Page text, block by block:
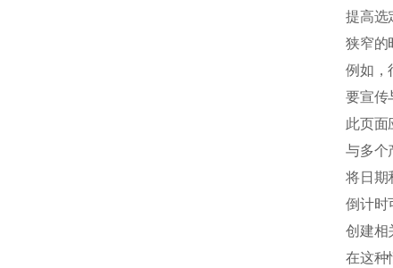
提高选
狭窄的
例如，
要宣传
此页面
与多个
将日期
倒计时
创建相
在这种